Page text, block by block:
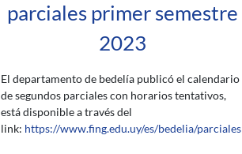
parciales primer semestre
2023
El departamento de bedelía publicó el calendario
de segundos parciales con horarios tentativos,
está disponible a través del
link: https://www.fing.edu.uy/es/bedelia/parciales